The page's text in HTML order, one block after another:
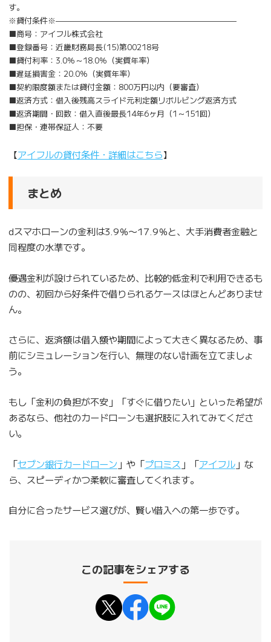
す。
※貸付条件※———————————————————————
■商号：アイフル株式会社
■登録番号：近畿財務局長(15)第00218号
■貸付利率：3.0％～18.0％（実質年率）
■遅延損害金：20.0％（実質年率）
■契約限度額または貸付金額：800万円以内（要審査）
■返済方式：借入後残高スライド元利定額リボルビング返済方式
■返済期間・回数：借入直後最長14年6ヶ月（1～151回）
■担保・連帯保証人：不要
【アイフルの貸付条件・詳細はこちら】
まとめ
dスマホローンの金利は3.9％〜17.9％と、大手消費者金融と
同程度の水準です。
優遇金利が設けられているため、比較的低金利で利用できるも
のの、初回から好条件で借りられるケースはほとんどありませ
ん。
さらに、返済額は借入額や期間によって大きく異なるため、事
前にシミュレーションを行い、無理のない計画を立てましょ
う。
もし「金利の負担が不安」「すぐに借りたい」といった希望が
あるなら、他社のカードローンも選択肢に入れてみてくださ
い。
「セブン銀行カードローン 」や「プロミス 」「アイフル」な
ら、スピーディかつ柔軟に審査してくれます。
自分に合ったサービス選びが、賢い借入への第一歩です。
この記事をシェアする